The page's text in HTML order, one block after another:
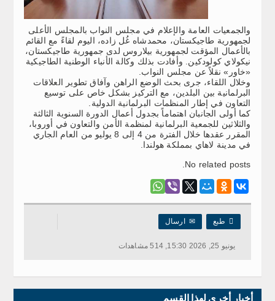
والجمعيات العامة والإعلام في مجلس النواب بالمجلس الأعلى
لجمهورية طاجيكستان، محمدشاه غُل زاده، اليوم لقاءً مع القائم
بالأعمال المؤقت لجمهورية بيلاروس لدى جمهورية طاجيكستان،
نيكولاي كولودكين. وأفادت بذلك وكالة الأنباء الوطنية الطاجيكية
«خاور» نقلاً عن مجلس النواب.
وخلال اللقاء، جرى بحث الوضع الراهن وآفاق تطوير العلاقات
البرلمانية بين البلدين، مع التركيز بشكل خاص على توسيع
التعاون في إطار المنظمات البرلمانية الدولية.
كما أولى الجانبان اهتماماً بجدول أعمال الدورة السنوية الثالثة
والثلاثين للجمعية البرلمانية لمنظمة الأمن والتعاون في أوروبا،
المقرر عقدها خلال الفترة من 4 إلى 8 يوليو من العام الجاري
في مدينة لاهاي بمملكة هولندا.
No related posts.
 طبع ✉ارسال
يونيو 25, 2026 15:30, 514 مشاهدات
أخبار أخرى لهذا القسم